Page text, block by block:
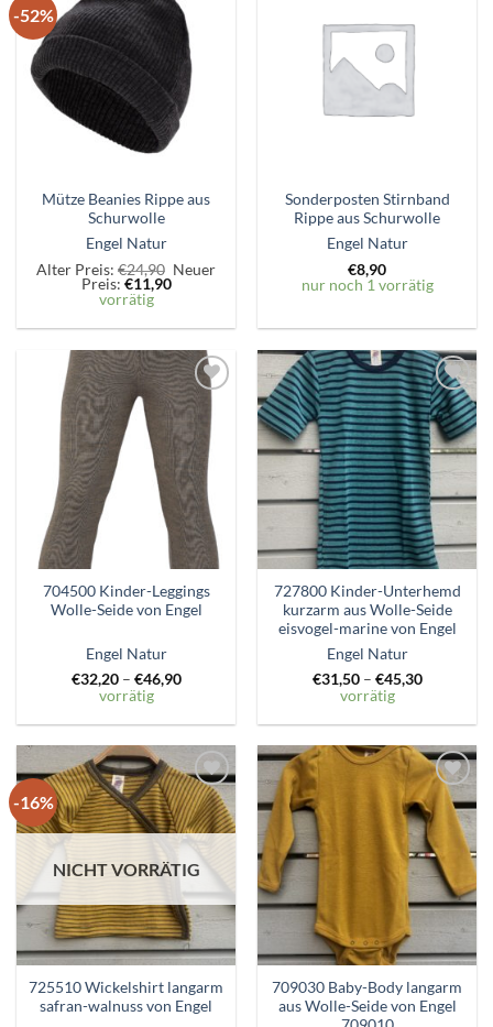
-52%
Zum
Wunschzettel
hinzufügen
Mütze Beanies Rippe aus
Schurwolle
Engel Natur
Alter Preis: €24,90 Ursprünglicher
Neuer
Preis: €11,90Aktueller
€11,90.
vorrätig
Wunschzettel
Sonderposten Stirnband
Rippe aus Schurwolle
Engel Natur
€8,90
nur noch 1 vorrätig
Zum
Wunschzettel
hinzufügen
704500 Kinder-Leggings
Wolle-Seide von Engel
Engel Natur
€32,20– €46,90
vorrätig
Zum
Wunschzettel
hinzufügen
727800 Kinder-Unterhemd
kurzarm aus Wolle-Seide
eisvogel-marine von Engel
Engel Natur
€31,50– €45,30
vorrätig
-16%
Zum
Wunschzettel
hinzufügen
NICHT VORRÄTIG
725510 Wickelshirt langarm
safran-walnuss von Engel
Zum
Wunschzettel
hinzufügen
709030 Baby-Body langarm
aus Wolle-Seide von Engel